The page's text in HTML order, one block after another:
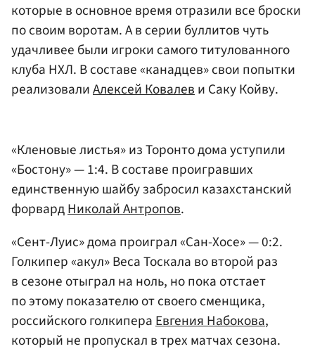
которые в основное время отразили все броски
по своим воротам. А в серии буллитов чуть
удачливее были игроки самого титулованного
клуба НХЛ. В составе «канадцев» свои попытки
реализовалиАлексей Ковалеви Саку Койву.
«Кленовые листья» из Торонто дома уступили
«Бостону» — 1:4. В составе проигравших
единственную шайбу забросил казахстанский
форвардНиколай Антропов.
«Сент-Луис» дома проиграл «Сан-Хосе» — 0:2.
Голкипер «акул» Веса Тоскала во второй раз
в сезоне отыграл на ноль, но пока отстает
по этому показателю от своего сменщика,
российского голкипераЕвгения Набокова,
который не пропускал в трех матчах сезона.